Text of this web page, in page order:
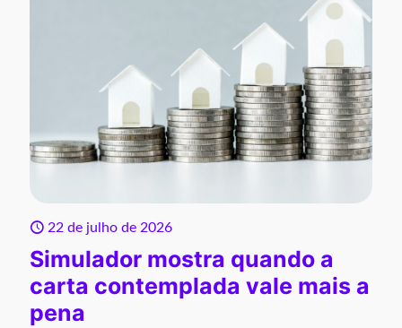
22 de julho de 2026
Simulador mostra quando a
carta contemplada vale mais a
pena